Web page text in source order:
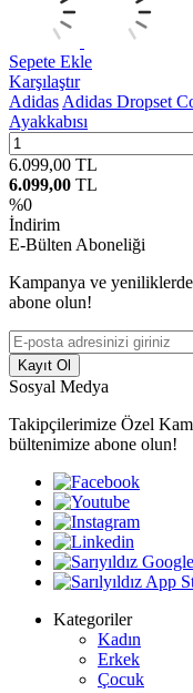
Sepete Ekle
Karşılaştır
Adidas Adidas Dropset
Ayakkabısı
6.099,00 TL
6.099,00 TL
%0
İndirim
E-Bülten Aboneliği
Kampanya ve
abone olun!
Kayıt Ol
Sosyal Medya
Takipçilerimize Özel
bültenimize abone olun!
Kategoriler
Kadın
Erkek
Çocuk